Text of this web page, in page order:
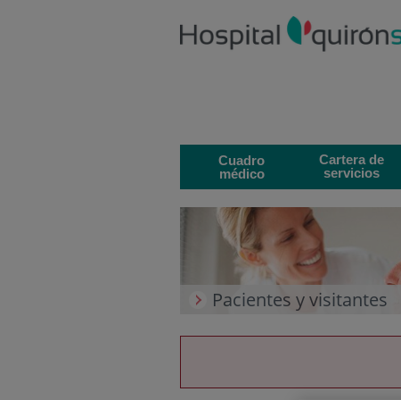
al
contenido
Cuadro
médico
Cartera de
servicios
Pacientes y visitantes